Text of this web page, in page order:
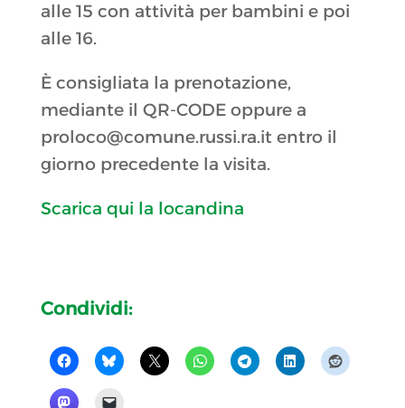
alle 15 con attività per bambini e poi
alle 16.
È consigliata la prenotazione,
mediante il QR-CODE oppure a
proloco@comune.russi.ra.it entro il
giorno precedente la visita.
Scarica qui la locandina
Condividi: